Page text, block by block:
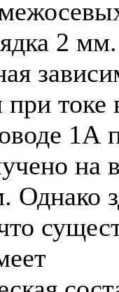
2
токе
1А
на
Однако